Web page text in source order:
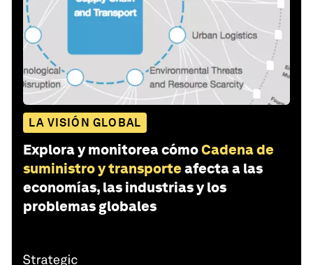
LA VISIÓN GLOBAL
Explora y monitorea cómoCadena de
suministro y transporte afecta a las
economías, las industrias y los
problemas globales